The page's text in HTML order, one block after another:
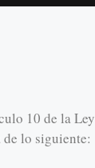
10 de la
lo siguiente: